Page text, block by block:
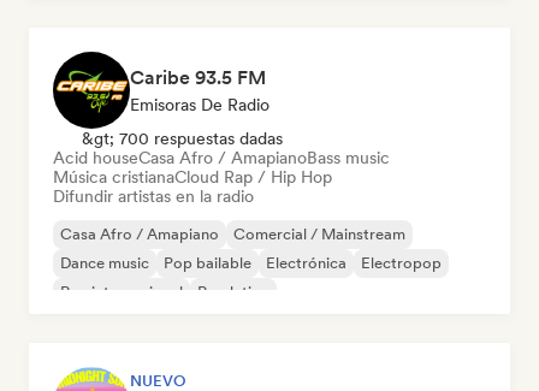
Caribe 93.5 FM
Emisoras De Radio
&gt; 700 respuestas dadas
Acid houseCasa Afro / AmapianoBass music
Música cristianaCloud Rap / Hip Hop
Difundir artistas en la radio
Casa Afro / Amapiano
Comercial / Mainstream
Dance music
Pop bailable Electrónica
Electropop
Rap internacional
Pop latino
NUEVO